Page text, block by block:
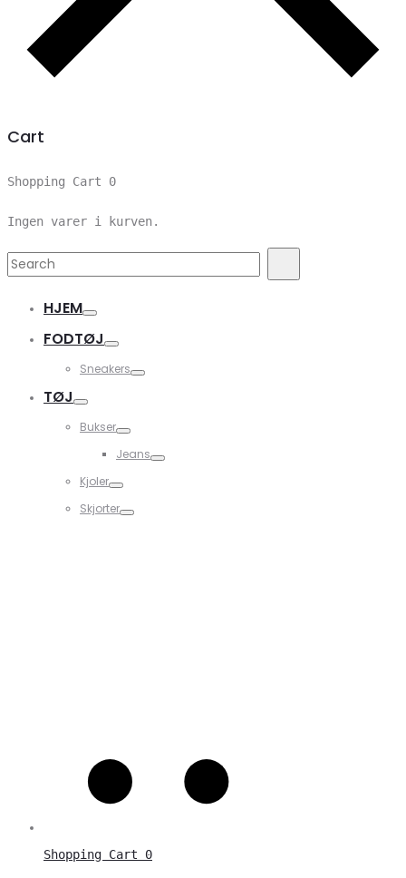
Cart
Shopping Cart 0
Ingen varer i kurven.
Search
HJEM
FODTØJ
Sneakers
TØJ
Bukser
Jeans
Kjoler
Skjorter
Shopping Cart 0